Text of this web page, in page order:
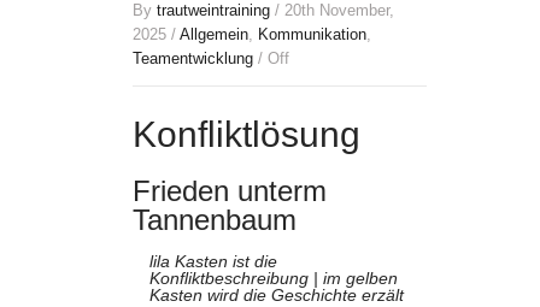
By trautweintraining / 20th November,
2025 / Allgemein, Kommunikation,
Teamentwicklung / Off
Konfliktlösung
Frieden unterm
Tannenbaum
lila Kasten ist die
Konfliktbeschreibung | im gelben
Kasten wird die Geschichte erzält